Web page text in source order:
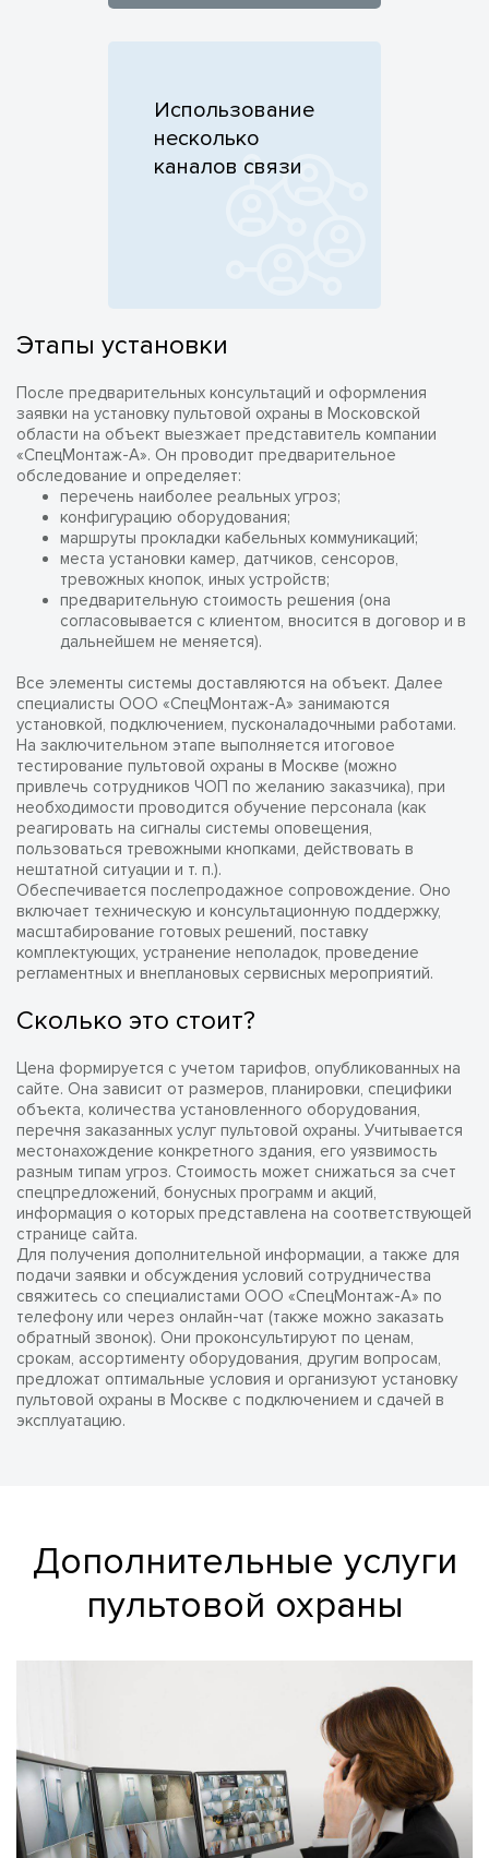
Использование
несколько
каналов связи
каналов связи повышает
надёжность в разы
Этапы установки
После предварительных консультаций и оформления
заявки на установку пультовой охраны в Московской
области на объект выезжает представитель компании
«СпецМонтаж-А». Он проводит предварительное
обследование и определяет:
перечень наиболее реальных угроз;
конфигурацию оборудования;
маршруты прокладки кабельных коммуникаций;
места установки камер, датчиков, сенсоров,
тревожных кнопок, иных устройств;
предварительную стоимость решения (она
согласовывается с клиентом, вносится в договор и в
дальнейшем не меняется).
Все элементы системы доставляются на объект. Далее
специалисты ООО «СпецМонтаж-А» занимаются
установкой, подключением, пусконаладочными работами.
На заключительном этапе выполняется итоговое
тестирование пультовой охраны в Москве (можно
привлечь сотрудников ЧОП по желанию заказчика), при
необходимости проводится обучение персонала (как
реагировать на сигналы системы оповещения,
пользоваться тревожными кнопками, действовать в
нештатной ситуации и т. п.).
Обеспечивается послепродажное сопровождение. Оно
включает техническую и консультационную поддержку,
масштабирование готовых решений, поставку
комплектующих, устранение неполадок, проведение
регламентных и внеплановых сервисных мероприятий.
Сколько это стоит?
Цена формируется с учетом тарифов, опубликованных на
сайте. Она зависит от размеров, планировки, специфики
объекта, количества установленного оборудования,
перечня заказанных услуг пультовой охраны. Учитывается
местонахождение конкретного здания, его уязвимость
разным типам угроз. Стоимость может снижаться за счет
спецпредложений, бонусных программ и акций,
информация о которых представлена на соответствующей
странице сайта.
Для получения дополнительной информации, а также для
подачи заявки и обсуждения условий сотрудничества
свяжитесь со специалистами ООО «СпецМонтаж-А» по
телефону или через онлайн-чат (также можно заказать
обратный звонок). Они проконсультируют по ценам,
срокам, ассортименту оборудования, другим вопросам,
предложат оптимальные условия и организуют установку
пультовой охраны в Москве с подключением и сдачей в
эксплуатацию.
Дополнительные услуги
пультовой охраны